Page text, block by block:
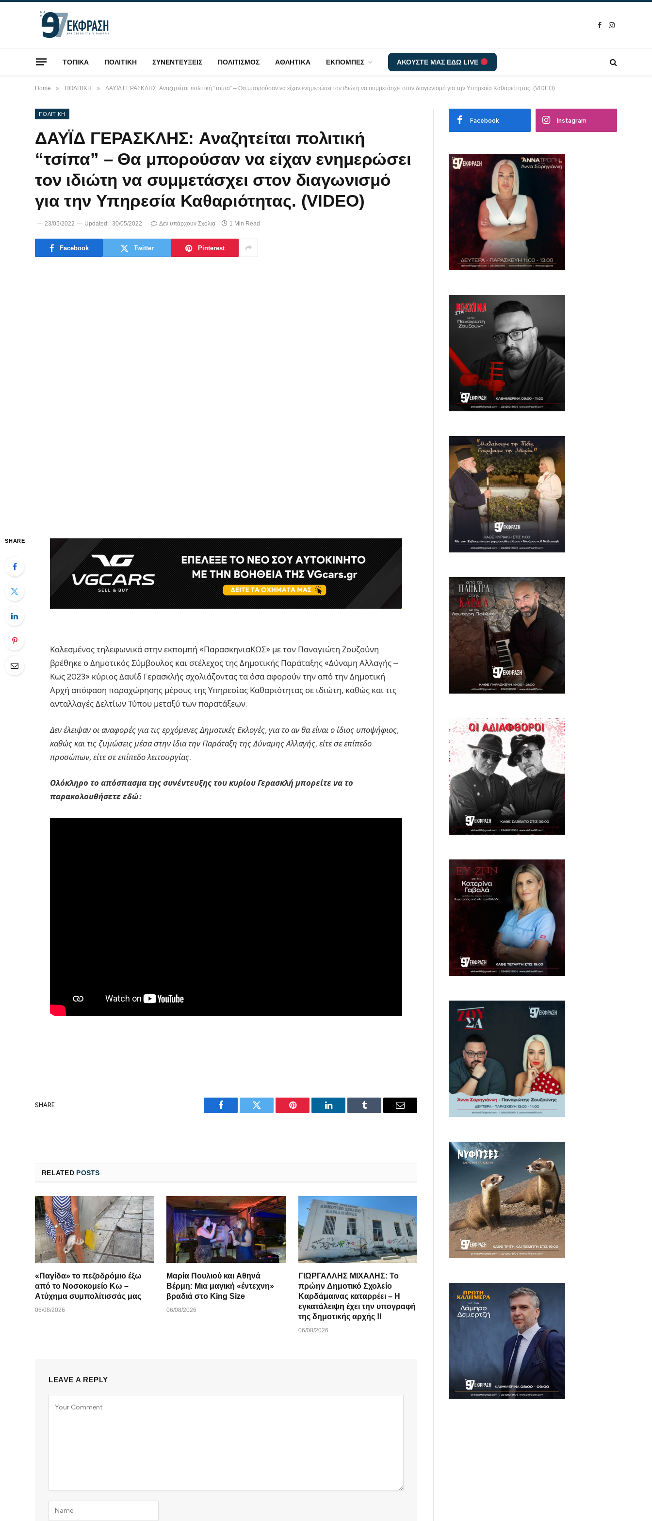
Facebook
Instagram
ΤΟΠΙΚΑ ΠΟΛΙΤΙΚΗ ΣΥΝΕΝΤΕΥΞΕΙΣ ΠΟΛΙΤΙΣΜΟΣ ΑΘΛΗΤΙΚΑ ΕΚΠΟΜΠΕΣ ΑΚΟΥΣΤΕ ΜΑΣ ΕΔΩ LIVE
Home » ΠΟΛΙΤΙΚΗ » ΔΑΥΪΔ ΓΕΡΑΣΚΛΗΣ: Aναζητείται πολιτική “τσίπα” – Θα μπορούσαν να είχαν ενημερώσει τον ιδιώτη να συμμετάσχει στον διαγωνισμό για την Υπηρεσία Καθαριότητας. (VIDEO)
ΠΟΛΙΤΙΚΗ
ΔΑΥΪΔ ΓΕΡΑΣΚΛΗΣ: Aναζητείται πολιτική
“τσίπα” – Θα μπορούσαν να είχαν ενημερώσει
τον ιδιώτη να συμμετάσχει στον διαγωνισμό
για την Υπηρεσία Καθαριότητας. (VIDEO)
23/05/2022 Updated: 30/05/2022 Δεν υπάρχουν Σχόλια 1 Min Read
Facebook Twitter Pinterest
SHARE
Καλεσμένος τηλεφωνικά στην εκπομπή «ΠαρασκηνιαΚΩΣ» με τον Παναγιώτη Ζουζούνη
βρέθηκε ο Δημοτικός Σύμβουλος και στέλεχος της Δημοτικής Παράταξης «Δύναμη Αλλαγής –
Κως 2023» κύριος Δαυΐδ Γερασκλής σχολιάζοντας τα όσα αφορούν την από την Δημοτική
Αρχή απόφαση παραχώρησης μέρους της Υπηρεσίας Καθαριότητας σε ιδιώτη, καθώς και τις
ανταλλαγές Δελτίων Τύπου μεταξύ των παρατάξεων.
Δεν έλειψαν οι αναφορές για τις ερχόμενες Δημοτικές Εκλογές, για το αν θα είναι ο ίδιος υποψήφιος,
καθώς και τις ζυμώσεις μέσα στην ίδια την Παράταξη της Δύναμης Αλλαγής, είτε σε επίπεδο
προσώπων, είτε σε επίπεδο λειτουργίας.
Ολόκληρο το απόσπασμα της συνέντευξης του κυρίου Γερασκλή μπορείτε να το
παρακολουθήσετε εδώ:
SHARE.
Facebook Twitter Pinterest LinkedIn Tumblr Email
RELATED POSTS
«Παγίδα» το πεζοδρόμιο έξω
από το Νοσοκομείο Κω –
Ατύχημα συμπολίτισσάς μας
06/08/2026
Μαρία Πουλιού και Αθηνά
Βέρμη: Μια μαγική «έντεχνη»
βραδιά στο King Size
06/08/2026
ΓΙΩΡΓΑΛΛΗΣ ΜΙΧΑΛΗΣ: Το
πρώην Δημοτικό Σχολείο
Καρδάμαινας καταρρέει – Η
εγκατάλειψη έχει την υπογραφή
της δημοτικής αρχής !!
06/08/2026
LEAVE A REPLY
Facebook Instagram